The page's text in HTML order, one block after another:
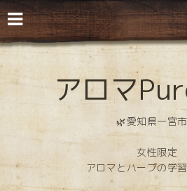
アロマ
🌿愛知県一宮
女性限定
アロマとハーブの学